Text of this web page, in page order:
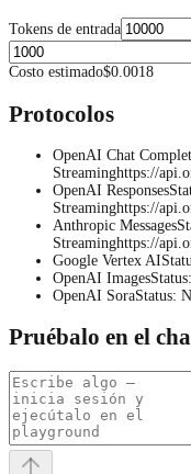
Tokens de entrada
Costo estimado$0.0018
Protocolos
OpenAI Chat
Streaminghttps://
OpenAI Responses
Streaminghttps://
Anthropic Messages
Streaminghttps://
Google Vertex AI
OpenAI ImagesStatus:
OpenAI SoraStatus:
Pruébalo en el